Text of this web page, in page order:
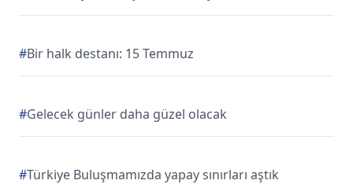
#Bir halk destanı: 15 Temmuz
#Gelecek günler daha güzel olacak
#Türkiye Buluşmamızda yapay sınırları aştık